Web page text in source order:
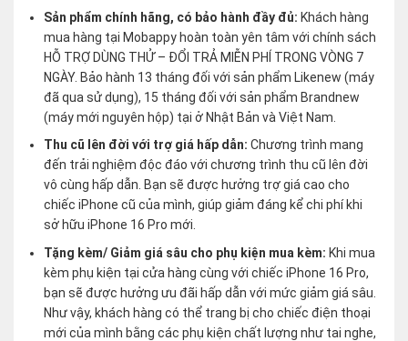
Sản phẩm chính hãng, có bảo hành đầy đủ: Khách hàng
mua hàng tại Mobappy hoàn toàn yên tâm với chính sách
HỖ TRỢ DÙNG THỬ – ĐỔI TRẢ MIỄN PHÍ TRONG VÒNG 7
NGÀY. Bảo hành 13 tháng đối với sản phẩm Likenew (máy
đã qua sử dụng), 15 tháng đối với sản phẩm Brandnew
(máy mới nguyên hộp) tại ở Nhật Bản và Việt Nam.
Thu cũ lên đời với trợ giá hấp dẫn:Chương trình mang
đến trải nghiệm độc đáo với chương trình thu cũ lên đời
vô cùng hấp dẫn. Bạn sẽ được hưởng trợ giá cao cho
chiếc iPhone cũ của mình, giúp giảm đáng kể chi phí khi
sở hữu iPhone 16 Pro mới.
Tặng kèm/ Giảm giá sâu cho phụ kiện mua kèm: Khi mua
kèm phụ kiện tại cửa hàng cùng với chiếc iPhone 16 Pro,
bạn sẽ được hưởng ưu đãi hấp dẫn với mức giảm giá sâu.
Như vậy, khách hàng có thể trang bị cho chiếc điện thoại
mới của mình bằng các phụ kiện chất lượng như tai nghe,